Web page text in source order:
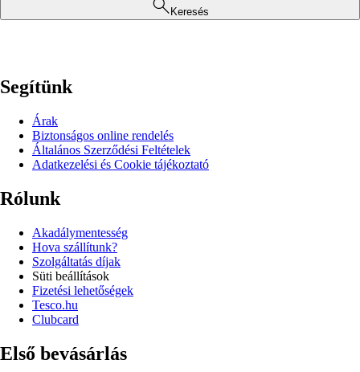
Keresés
Segítünk
Árak
Biztonságos online rendelés
Általános Szerződési Feltételek
Adatkezelési és Cookie tájékoztató
Rólunk
Akadálymentesség
Hova szállítunk?
Szolgáltatás díjak
Süti beállítások
Fizetési lehetőségek
Tesco.hu
Clubcard
Első bevásárlás